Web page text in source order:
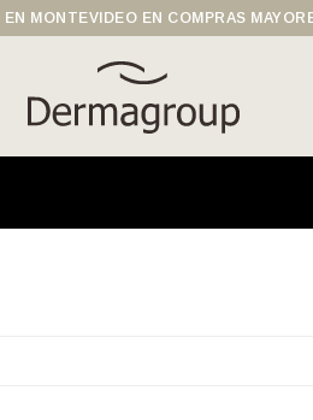
EN MONTEVIDEO EN COMPRAS